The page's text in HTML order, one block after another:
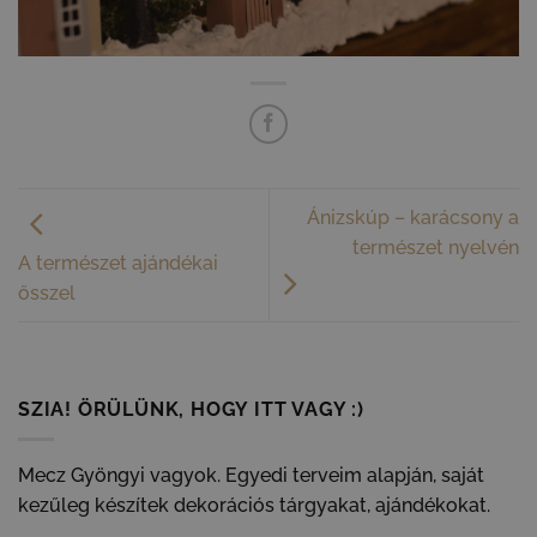
A természet ajándékai
ősszel
Ánizskúp – karácsony a
természet nyelvén
SZIA! ÖRÜLÜNK, HOGY ITT VAGY :)
Mecz Gyöngyi vagyok. Egyedi terveim alapján, saját
kezűleg készítek dekorációs tárgyakat, ajándékokat.